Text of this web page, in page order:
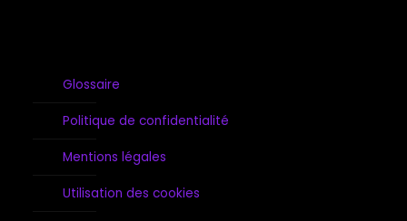
Glossaire
Politique de confidentialité
Mentions légales
Utilisation des cookies